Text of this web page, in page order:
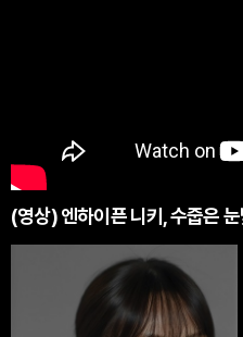
(영상) 엔하이픈 니키, 수줍은 눈